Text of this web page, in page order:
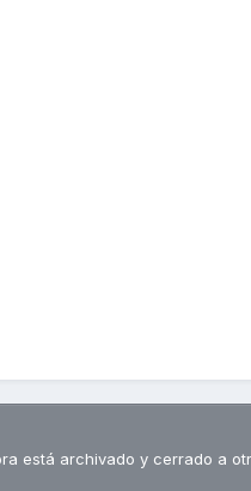
está archivado y cerrado a